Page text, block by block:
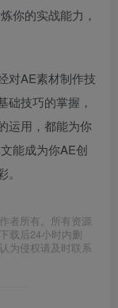
你的实战能力，
对AE素材制作技
础技巧的掌握，
运用，都能为你
能成为你AE创
者所有。所有资源
载后24小时内删
为侵权请及时联系